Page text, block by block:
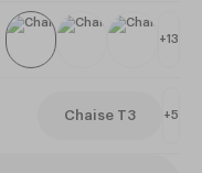
+13
Chaise T3 +5